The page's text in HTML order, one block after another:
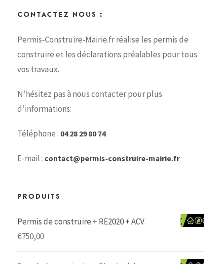
CONTACTEZ NOUS :
Permis-Construire-Mairie.fr réalise les permis de
construire et les déclarations préalables pour tous
vos travaux.
N’hésitez pas à nous contacter pour plus
d’informations:
Téléphone : 04 28 29 80 74
E-mail : contact@permis-construire-mairie.fr
PRODUITS
Permis de construire + RE2020 + ACV
€750,00